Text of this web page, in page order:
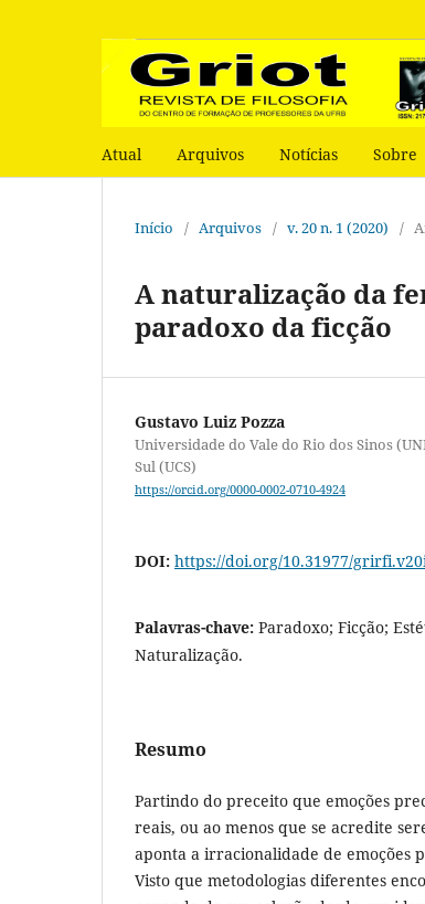
Atual Arquivos Notícias Sobre
Início / Arquivos / v. 20 n. 1 (2020) /
A naturalização da
paradoxo da ficção
Gustavo Luiz Pozza
Universidade do Vale do Rio dos Sinos
Sul (UCS)
https://orcid.org/0000-0002-0710-4924
DOI: https://doi.org/10.31977/
Palavras-chave: Paradoxo; Ficção;
Naturalização.
Resumo
Partindo do preceito que emoções
reais, ou ao menos que se acredite
aponta a irracionalidade de emoções
Visto que metodologias diferentes